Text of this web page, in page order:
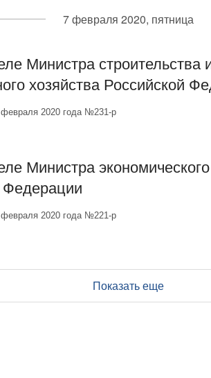
7 февраля 2020, пятница
Министра
хозяйства Российской
2020 года №231-р
Министра
Федерации
2020 года №221-р
Показать еще